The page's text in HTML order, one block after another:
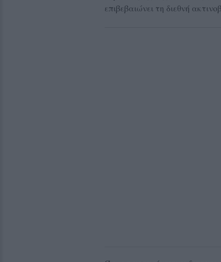
επιβεβαιώνει τη διεθνή